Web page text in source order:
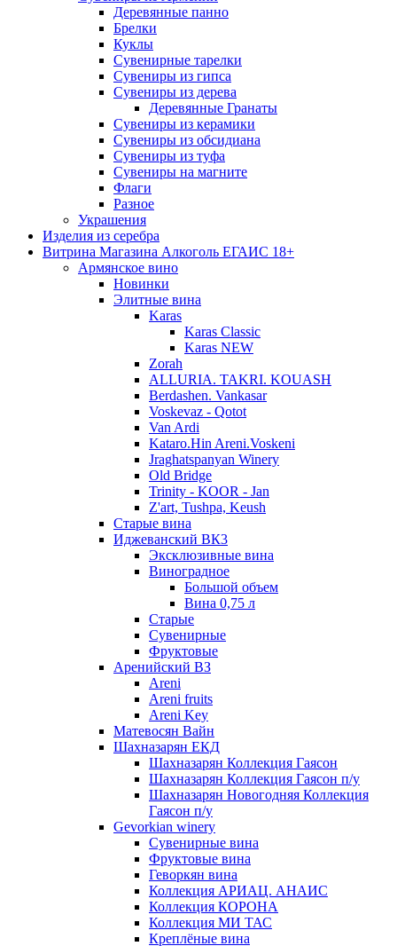
Деревянные панно
Брелки
Куклы
Сувенирные тарелки
Сувениры из гипса
Сувениры из дерева
Деревянные Гранаты
Сувениры из керамики
Сувениры из обсидиана
Сувениры из туфа
Сувениры на магните
Флаги
Разное
Украшения
Изделия из серебра
Витрина Магазина Алкоголь ЕГАИС 18+
Армянское вино
Новинки
Элитные вина
Karas
Karas Classic
Karas NEW
Zorah
ALLURIA. TAKRI. KOUASH
Berdashen. Vankasar
Voskevaz - Qotot
Van Ardi
Kataro.Hin Areni.Voskeni
Jraghatspanyan Winery
Old Bridge
Trinity - KOOR - Jan
Z'art, Tushpa, Keush
Старые вина
Иджеванский ВК3
Эксклюзивные вина
Виноградное
Большой объем
Вина 0,75 л
Старые
Сувенирные
Фруктовые
Аренийский ВЗ
Areni
Areni fruits
Areni Key
Матевосян Вайн
Шахназарян ЕКД
Шахназарян Коллекция Гаясон
Шахназарян Коллекция Гаясон п/у
Шахназарян Новогодняя Коллекция
Гаясон п/у
Gevorkian winery
Сувенирные вина
Фруктовые вина
Геворкян вина
Коллекция АРИАЦ. АНАИС
Коллекция КОРОНА
Коллекция МИ ТАС
Креплёные вина